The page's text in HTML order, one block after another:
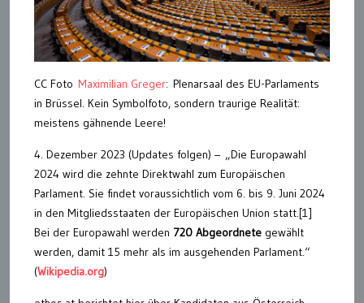
CC Foto Maximilian Greger: Plenarsaal des EU-Parlaments
in Brüssel. Kein Symbolfoto, sondern traurige Realität:
meistens gähnende Leere!
4. Dezember 2023 (Updates folgen) – „Die Europawahl
2024 wird die zehnte Direktwahl zum Europäischen
Parlament. Sie findet voraussichtlich vom 6. bis 9. Juni 2024
in den Mitgliedsstaaten der Europäischen Union statt.[1]
Bei der Europawahl werden 720 Abgeordnete gewählt
werden, damit 15 mehr als im ausgehenden Parlament.“
(Wikipedia.org)